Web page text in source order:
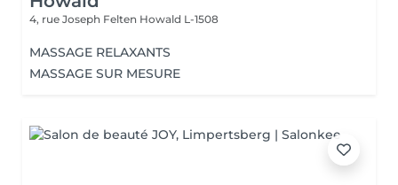
4, rue Joseph Felten Howald L-1508
MASSAGE RELAXANTS
MASSAGE SUR MESURE